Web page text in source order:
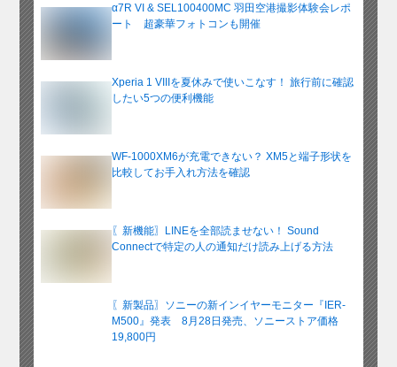
α7R VI & SEL100400MC 羽田空港撮影体験会レポ
ート 超豪華フォトコンも開催
Xperia 1 VIIIを夏休みで使いこなす！ 旅行前に確認
したい5つの便利機能
WF-1000XM6が充電できない？ XM5と端子形状を
比較してお手入れ方法を確認
〖新機能〗LINEを全部読ませない！ Sound
Connectで特定の人の通知だけ読み上げる方法
〖新製品〗ソニーの新インイヤーモニター『IER-
M500』発表 8月28日発売、ソニーストア価格
19,800円